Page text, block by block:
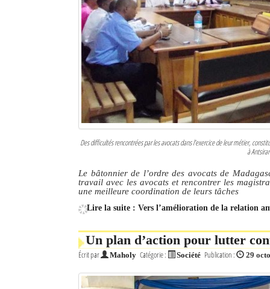
Des difficultés rencontrées par les avocats dans l’exercice de leur métier,
à
Le bâtonnier de l’ordre des avocats de
travail avec les avocats et rencontrer les
une meilleure coordination de leurs tâches
Lire la suite : Vers l’amélioration de la relation
Un plan d’action pour lutter
Écrit par Maholy Catégorie : Société Publication : 29